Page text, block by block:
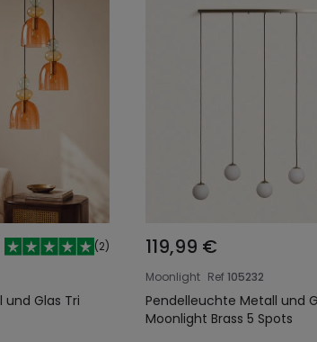
(2)
Glas Tri
119,99 €
Moonlight Ref105232
Pendelleuchte Metall und
Moonlight Brass 5 Spots